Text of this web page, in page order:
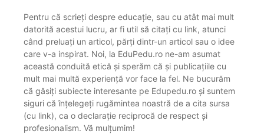
Pentru că scrieți despre educație, sau cu atât mai mult
datorită acestui lucru, ar fi util să citați cu link, atunci
când preluați un articol, părți dintr-un articol sau o idee
care v-a inspirat. Noi, la EduPedu.ro ne-am asumat
această conduită etică și sperăm că și publicațiile cu
mult mai multă experiență vor face la fel. Ne bucurăm
că găsiți subiecte interesante pe Edupedu.ro și suntem
siguri că înțelegeți rugămintea noastră de a cita sursa
(cu link), ca o declarație reciprocă de respect și
profesionalism. Vă mulțumim!